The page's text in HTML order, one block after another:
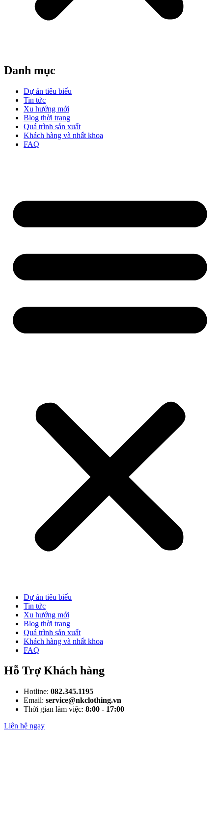
Danh mục
Dự án tiêu biểu
Tin tức
Xu hướng mới
Blog thời trang
Quá trình sản xuất
Khách hàng và nhất khoa
FAQ
Dự án tiêu biểu
Tin tức
Xu hướng mới
Blog thời trang
Quá trình sản xuất
Khách hàng và nhất khoa
FAQ
Hỗ Trợ Khách hàng
Hotline: 082.345.1195
Email: service@nkclothing.vn
Thời gian làm việc: 8:00 - 17:00
Liên hệ ngay